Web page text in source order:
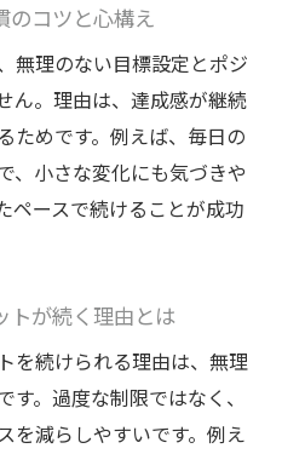
旬の食材の選び方と活
イエットレシピの魅力
に続くダイエット食事改
に最適な食材の特徴と
エットの相性を検証
鮮食材ダイエット術
工夫とコツ
イエット食事法のポイ
のコツと心構え
無理のない目標設定とポジ
ん。理由は、達成感が継続
ためです。例えば、毎日の
、小さな変化にも気づきや
ペースで続けることが成功
トが続く理由とは
を続けられる理由は、無理
。過度な制限ではなく、
を減らしやすいです。例え